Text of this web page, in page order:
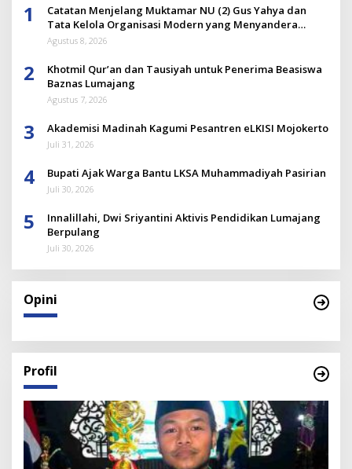
1
Catatan Menjelang Muktamar NU (2) Gus Yahya dan
Tata Kelola Organisasi Modern yang Menyandera
Dirinya
Agustus 8, 2026
2
Khotmil Qur’an dan Tausiyah untuk Penerima Beasiswa
Baznas Lumajang
Agustus 7, 2026
3 Akademisi Madinah Kagumi Pesantren eLKISI Mojokerto
Juli 31, 2026
4 Bupati Ajak Warga Bantu LKSA Muhammadiyah Pasirian
Juli 30, 2026
5
Innalillahi, Dwi Sriyantini Aktivis Pendidikan Lumajang
Berpulang
Juli 30, 2026
Opini
Profil